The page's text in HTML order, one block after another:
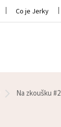
Co je Jerky
Na zkoušku #2